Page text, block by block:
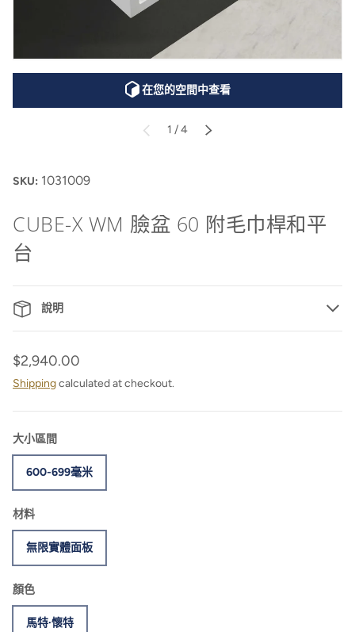
在您的空間中查看
上一頁1 /的
4 下一頁
SKU: 1031009
CUBE-X WM 臉盆 60 附毛巾桿和平
台
說明
$2,940.00
Shippingcalculated at checkout.
大小區間
600-699毫米
材料
無限實體面板
顏色
馬特·懷特